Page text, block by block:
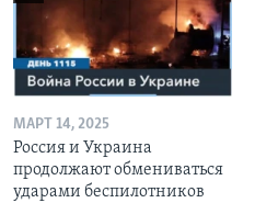
МАРТ 14, 2025
Россия и Украина
продолжают обмениваться
ударами беспилотников